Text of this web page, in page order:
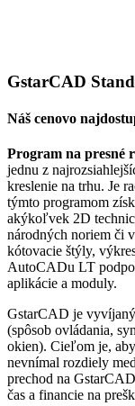
GstarCAD
Náš cenovo
Program na presné
jednu z
kreslenie na trhu. Je
týmto programom
akýkoľvek 2D
národných noriem či
kótovacie štýly,
AutoCADu LT
aplikácie a moduly.
GstarCAD je
(spôsob ovládania,
okien). Cieľom je,
nevnímal rozdiely
prechod na
čas a financie na